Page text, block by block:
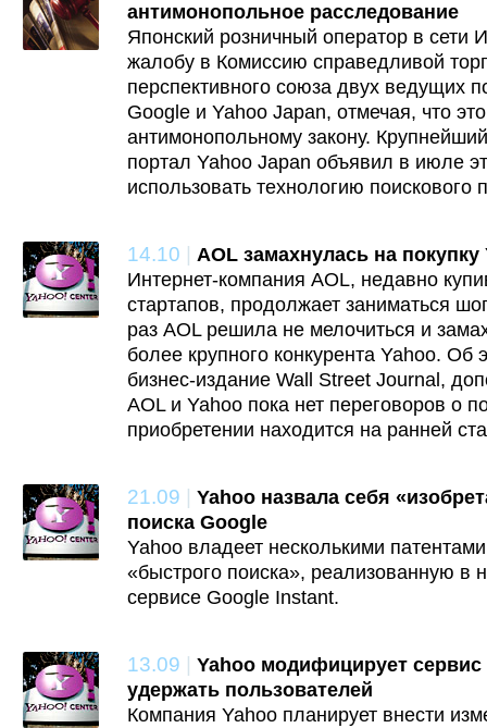
антимонопольное расследование
Японский розничный оператор в сети
жалобу в Комиссию справедливой
перспективного союза двух ведущих
Google и Yahoo Japan, отмечая, что
антимонопольному закону.
портал Yahoo Japan объявил в июле
использовать технологию поискового
14.10 | AOL замахнулась на покупку
Интернет-компания AOL, недавно
стартапов, продолжает заниматься
раз AOL решила не мелочиться и
более крупного конкурента Yahoo. Об
бизнес-издание Wall Street Journal,
AOL и Yahoo пока нет переговоров о
приобретении находится на ранней
21.09 | Yahoo назвала себя
поиска Google
Yahoo владеет несколькими
«быстрого поиска», реализованную в
сервисе Google Instant.
13.09 | Yahoo модифицирует
удержать пользователей
Компания Yahoo планирует внести